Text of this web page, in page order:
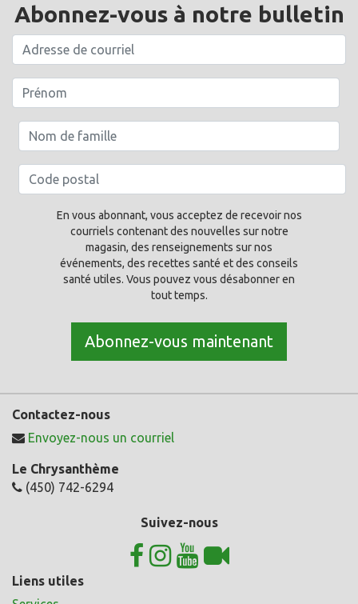
Abonnez-vous à notre bulletin
En vous abonnant, vous acceptez de recevoir nos
courriels contenant des nouvelles sur notre
magasin, des renseignements sur nos
événements, des recettes santé et des conseils
santé utiles. Vous pouvez vous désabonner en
tout temps.
Abonnez-vous maintenant
Contactez-nous
Envoyez-nous un courriel
Le Chrysanthème
(450) 742-6294
Suivez-nous
Liens utiles